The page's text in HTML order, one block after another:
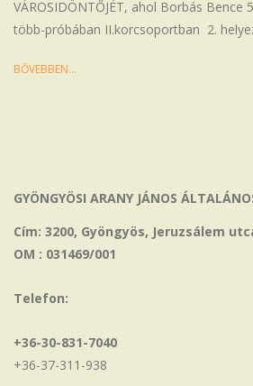
VÁROSIDÖNTŐJÉT, ahol Borbás Bence
több-próbában II.korcsoportban 2.
BŐVEBBEN…
GYÖNGYÖSI ARANY JÁNOS
Cím: 3200, Gyöngyös, Jeruzsálem
OM : 031469/001
Telefon:
+36-30-831-7040
+36-37-311-938